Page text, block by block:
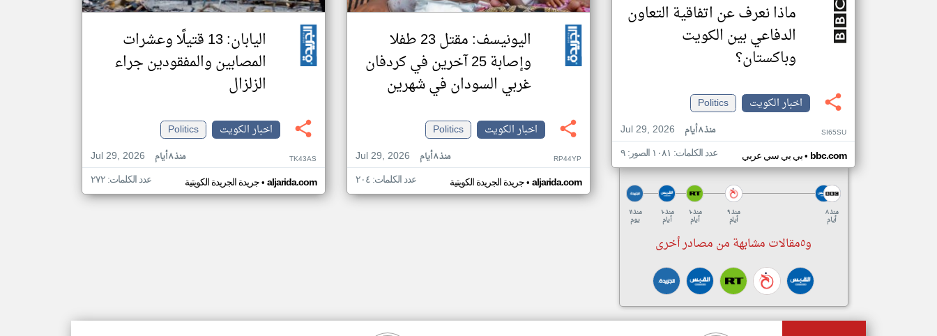
ماذا نعرف عن اتفاقية التعاون
الدفاعي بين الكويت
وباكستان؟
اخبار الكويت
Politics
Jul 29, 2026
منذ ٨ أيام SI65SU
بي بي سي عربي• bbc.com عدد الكلمات: ١٠٨١ الصور: ٩
منذ ١١
يوم
منذ ١٠
أيام
منذ ١٠
أيام
منذ ٩
أيام
منذ ٨
أيام
و٥مقالات مشابهة من مصادر أخرى
اليونيسف: مقتل 23 طفلا
وإصابة 25 آخرين في كردفان
غربي السودان في شهرين
اخبار الكويت
Politics
Jul 29, 2026
منذ ٨ أيام RP44YP
جريدة الجريدة الكويتية• aljarida.com عدد الكلمات: ٢٠٤
اليابان: 13 قتيلًا وعشرات
المصابين والمفقودين جراء
الزلزال
اخبار الكويت
Politics
Jul 29, 2026
منذ ٨ أيام TK43AS
جريدة الجريدة الكويتية• aljarida.com عدد الكلمات: ٢٧٢